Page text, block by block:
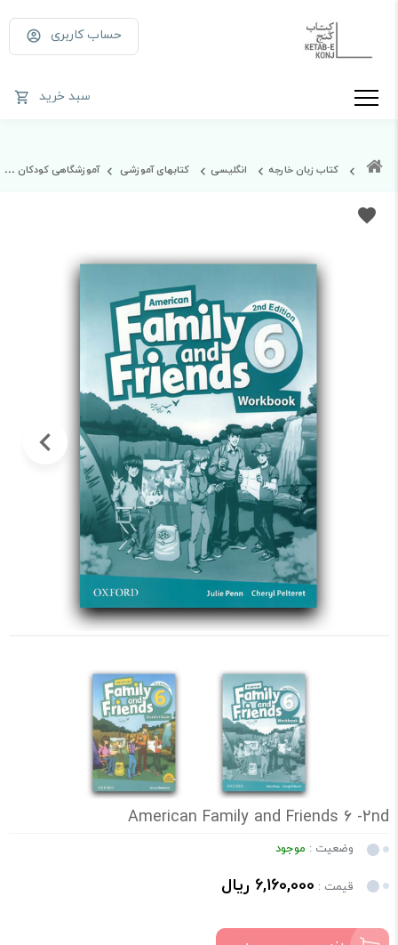
حساب کاربری
سبد خرید
کتاب زبان خارجه انگلیسی کتابهای آموزشی آموزشگاهی کودکان و نوجوانان
American Family and Friends 6 -2nd
وضعیت : موجود
قیمت : 6,160,000 ریال